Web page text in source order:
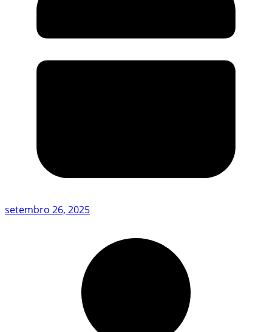
setembro 26, 2025